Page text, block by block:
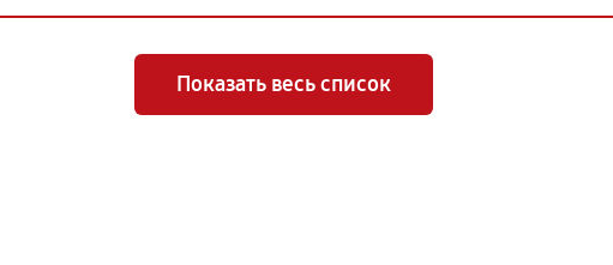
Показать весь список